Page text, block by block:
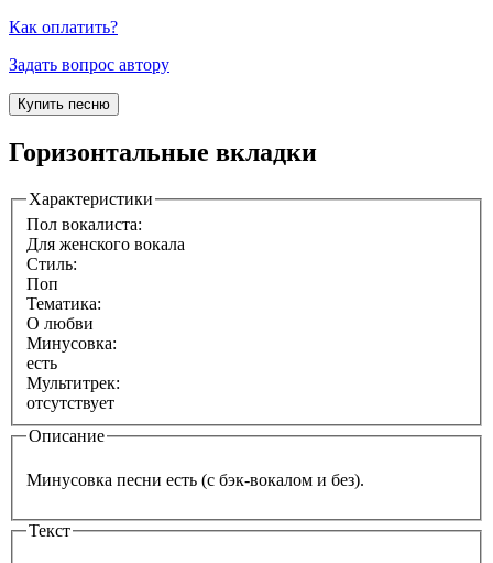
Как оплатить?
Задать вопрос автору
Горизонтальные вкладки
Характеристики
Пол вокалиста:
Для женского вокала
Стиль:
Поп
Тематика:
О любви
Минусовка:
есть
Мультитрек:
отсутствует
Описание
Минусовка песни есть (с бэк-вокалом и без).
Текст